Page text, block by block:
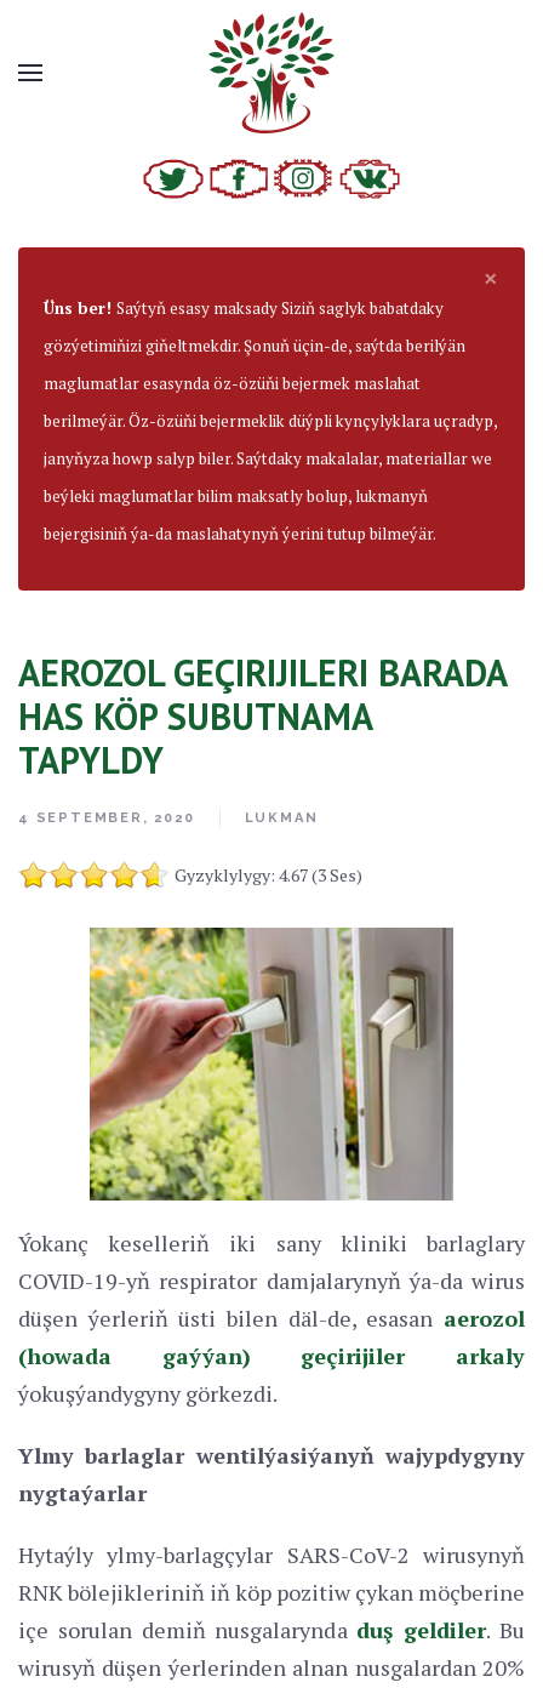
×
Üns ber! Saýtyň esasy maksady Siziň saglyk babatdaky
gözýetimiňizi giňeltmekdir. Şonuň üçin-de, saýtda berilýän
maglumatlar esasynda öz-özüňi bejermek maslahat
berilmeýär. Öz-özüňi bejermeklik düýpli kynçylyklara uçradyp,
janyňyza howp salyp biler. Saýtdaky makalalar, materiallar we
beýleki maglumatlar bilim maksatly bolup, lukmanyň
bejergisiniň ýa-da maslahatynyň ýerini tutup bilmeýär.
AEROZOL GEÇIRIJILERI BARADA
HAS KÖP SUBUTNAMA
TAPYLDY
4 SEPTEMBER, 2020 LUKMAN
Gyzyklylygy: 4.67 (3 Ses)
Ýokanç keselleriň iki sany kliniki barlaglary
COVID-19-yň respirator damjalarynyň ýa-da wirus
düşen ýerleriň üsti bilen däl-de, esasan aerozol
(howada gaýýan) geçirijiler arkaly
ýokuşýandygyny görkezdi.
Ylmy barlaglar wentilýasiýanyň wajypdygyny
nygtaýarlar
Hytaýly ylmy-barlagçylar SARS-CoV-2 wirusynyň
RNK bölejikleriniň iň köp pozitiw çykan möçberine
içe sorulan demiň nusgalarynda duş geldiler. Bu
wirusyň düşen ýerlerinden alnan nusgalardan 20%